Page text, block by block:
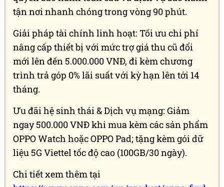
tận nơi nhanh chóng trong vòng 90 phút.
Giải pháp tài chính linh hoạt: Tối ưu chi phí
nâng cấp thiết bị với mức trợ giá thu cũ đổi
mới lên đến 5.000.000 VNĐ, đi kèm chương
trình trả góp 0% lãi suất với kỳ hạn lên tới 14
tháng.
Ưu đãi hệ sinh thái & Dịch vụ mạng: Giảm
ngay 500.000 VNĐ khi mua kèm các sản phẩm
OPPO Watch hoặc OPPO Pad; tặng kèm gói dữ
liệu 5G Viettel tốc độ cao (100GB/30 ngày).
Chi tiết xem thêm tại